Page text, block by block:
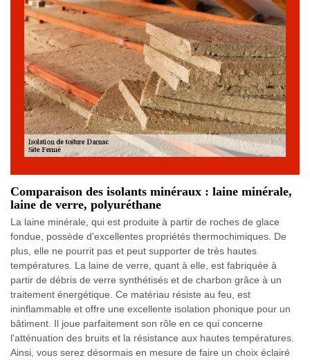
Comparaison des isolants minéraux : laine minérale,
laine de verre, polyuréthane
La laine minérale, qui est produite à partir de roches de glace
fondue, possède d'excellentes propriétés thermochimiques. De
plus, elle ne pourrit pas et peut supporter de très hautes
températures. La laine de verre, quant à elle, est fabriquée à
partir de débris de verre synthétisés et de charbon grâce à un
traitement énergétique. Ce matériau résiste au feu, est
ininflammable et offre une excellente isolation phonique pour un
bâtiment. Il joue parfaitement son rôle en ce qui concerne
l'atténuation des bruits et la résistance aux hautes températures.
Ainsi, vous serez désormais en mesure de faire un choix éclairé